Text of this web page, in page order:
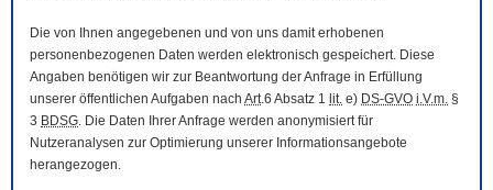
Die von Ihnen angegebenen und von uns damit erhobenen
personenbezogenen Daten werden elektronisch gespeichert. Diese
Angaben benötigen wir zur Beantwortung der Anfrage in Erfüllung
unserer öffentlichen Aufgaben nach Art.6 Absatz 1 lit. e) DS-GVO i.V.m. §
3 BDSG. Die Daten Ihrer Anfrage werden anonymisiert für
Nutzeranalysen zur Optimierung unserer Informationsangebote
herangezogen.